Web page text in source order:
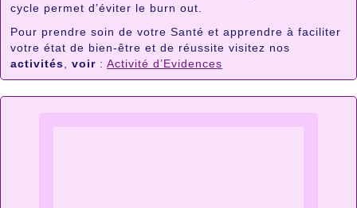
cycle permet d’éviter le burn out.
Pour prendre soin de votre Santé et apprendre à faciliter
votre état de bien-être et de réussite visitez nos
activités
voir : Activité d’Evidences